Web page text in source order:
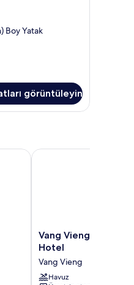
Boy Yatak
görüntüleyin
Vang
Vieng
Boutique
Hotel
Vang Vieng Family
Hotel
Vang Vieng
Havuz
Vang Vieng Family